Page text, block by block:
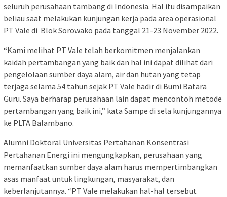
seluruh perusahaan tambang di Indonesia. Hal itu disampaikan
beliau saat melakukan kunjungan kerja pada area operasional
PT Vale di Blok Sorowako pada tanggal 21-23 November 2022.
“Kami melihat PT Vale telah berkomitmen menjalankan
kaidah pertambangan yang baik dan hal ini dapat dilihat dari
pengelolaan sumber daya alam, air dan hutan yang tetap
terjaga selama 54 tahun sejak PT Vale hadir di Bumi Batara
Guru. Saya berharap perusahaan lain dapat mencontoh metode
pertambangan yang baik ini,” kata Sampe di sela kunjungannya
ke PLTA Balambano.
Alumni Doktoral Universitas Pertahanan Konsentrasi
Pertahanan Energi ini mengungkapkan, perusahaan yang
memanfaatkan sumber daya alam harus mempertimbangkan
asas manfaat untuk lingkungan, masyarakat, dan
keberlanjutannya. “PT Vale melakukan hal-hal tersebut